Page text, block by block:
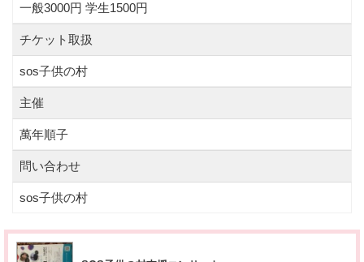
一般3000円 学生1500円
チケット取扱
sos子供の村
主催
萬年順子
問い合わせ
sos子供の村